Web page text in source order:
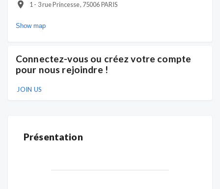
1 - 3 rue Princesse, 75006 PARIS
Show map
Connectez-vous ou créez votre compte
pour nous rejoindre !
JOIN US
Présentation